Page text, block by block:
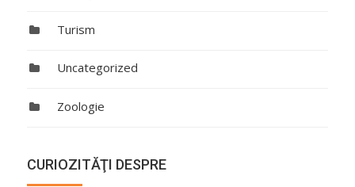
Turism
Uncategorized
Zoologie
CURIOZITĂŢI DESPRE